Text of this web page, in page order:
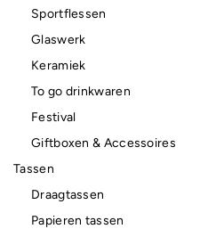
Sportflessen
Glaswerk
Keramiek
To go drinkwaren
Festival
Giftboxen & Accessoires
Tassen
Draagtassen
Papieren tassen